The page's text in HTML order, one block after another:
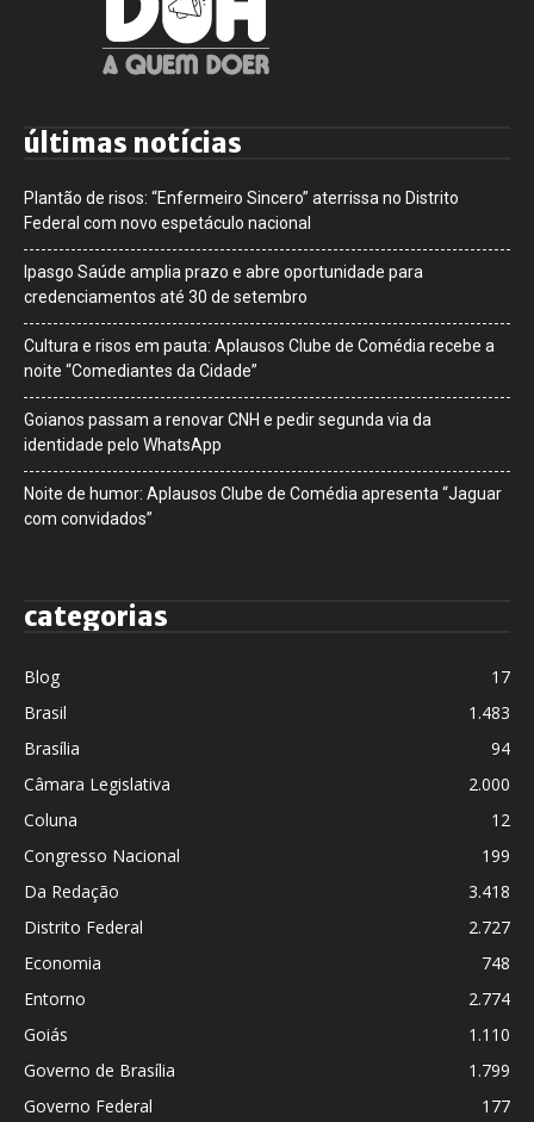
últimas notícias
Plantão de risos: “Enfermeiro Sincero” aterrissa no Distrito
Federal com novo espetáculo nacional
Ipasgo Saúde amplia prazo e abre oportunidade para
credenciamentos até 30 de setembro
Cultura e risos em pauta: Aplausos Clube de Comédia recebe a
noite “Comediantes da Cidade”
Goianos passam a renovar CNH e pedir segunda via da
identidade pelo WhatsApp
Noite de humor: Aplausos Clube de Comédia apresenta “Jaguar
com convidados”
categorias
Blog
17
Brasil
1.483
Brasília
94
Câmara Legislativa
2.000
Coluna
12
Congresso Nacional
199
Da Redação
3.418
Distrito Federal
2.727
Economia
748
Entorno
2.774
Goiás
1.110
Governo de Brasília
1.799
Governo Federal
177